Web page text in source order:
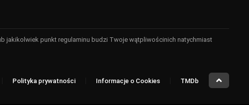
jakikolwiek punkt regulaminu budzi Twoje wątpliwościnich natychmiast
Polityka prywatności Informacje o Cookies TMDb